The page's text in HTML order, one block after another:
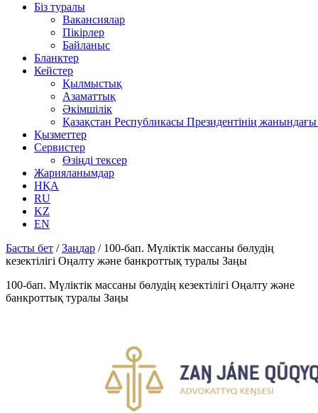
Біз туралы
Вакансиялар
Пікірлер
Байланыс
Бланктер
Кейстер
Қылмыстық
Азаматтық
Әкімшілік
Қазақстан Республикасы Президентінің
Қызметтер
Сервистер
Өзіңді тексер
Жарияланымдар
НҚА
RU
KZ
EN
Басты бет /Заңдар / 100-бап. Мүліктік массаны бөлудің
кезектілігі Оңалту және банкроттық туралы Заңы
100-бап. Мүліктік массаны бөлудің кезектілігі Оңалту және
банкроттық туралы Заңы